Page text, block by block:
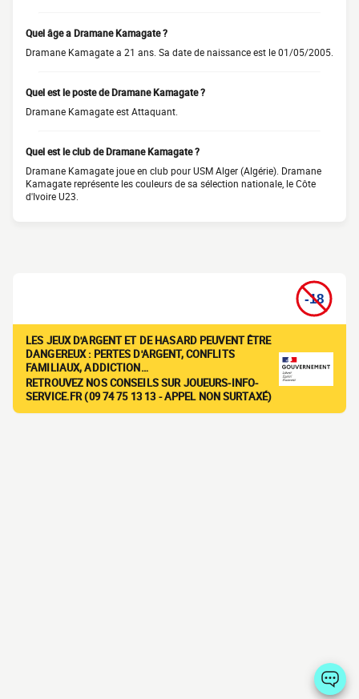
Quel âge a Dramane Kamagate ?
Dramane Kamagate a 21 ans. Sa date de naissance est le 01/05/2005.
Quel est le poste de Dramane Kamagate ?
Dramane Kamagate est Attaquant.
Quel est le club de Dramane Kamagate ?
Dramane Kamagate joue en club pour USM Alger (Algérie). Dramane
Kamagate représente les couleurs de sa sélection nationale, le Côte
d'Ivoire U23.
LES JEUX D'ARGENT ET DE HASARD PEUVENT ÊTRE
DANGEREUX : PERTES D'ARGENT, CONFLITS
FAMILIAUX, ADDICTION…
RETROUVEZ NOS CONSEILS SUR JOUEURS-INFO-
SERVICE.FR (09 74 75 13 13 - APPEL NON SURTAXÉ)